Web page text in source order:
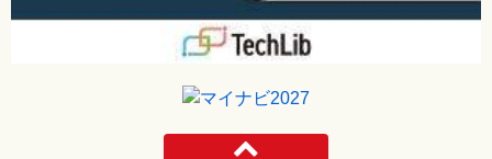
14-2-2 tracerouteコマンド
15-1 プログラム間のデータ通信
15-2-1 サービスとプログラム